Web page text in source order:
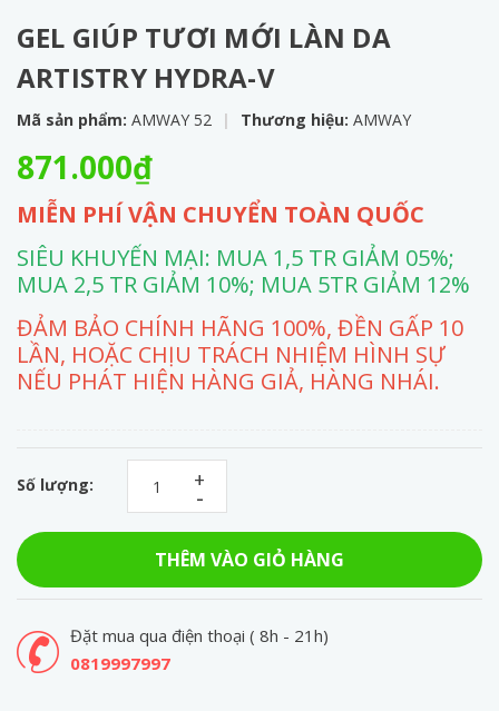
GEL GIÚP TƯƠI MỚI LÀN DA
ARTISTRY HYDRA-V
Mã sản phẩm: AMWAY 52 | Thương hiệu: AMWAY
871.000₫
MIỄN PHÍ VẬN CHUYỂN TOÀN QUỐC
SIÊU KHUYẾN MẠI: MUA 1,5 TR GIẢM 05%;
MUA 2,5 TR GIẢM 10%; MUA 5TR GIẢM 12%
ĐẢM BẢO CHÍNH HÃNG 100%, ĐỀN GẤP 10
LẦN, HOẶC CHỊU TRÁCH NHIỆM HÌNH SỰ
NẾU PHÁT HIỆN HÀNG GIẢ, HÀNG NHÁI.
Số lượng: -
+
THÊM VÀO GIỎ HÀNG
Đặt mua qua điện thoại ( 8h - 21h)
0819997997